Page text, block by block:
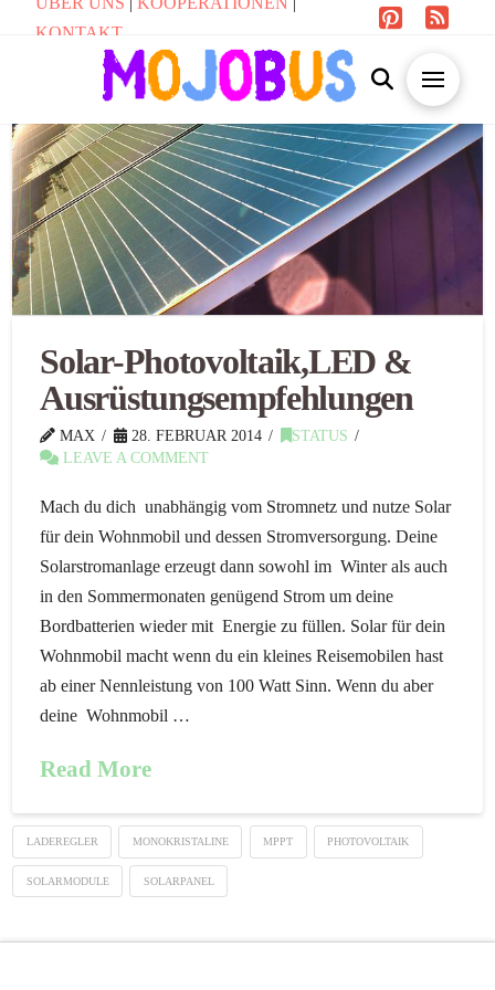
KONTAKT
Solar-Photovoltaik,LED &
Ausrüstungsempfehlungen
MAX 28. FEBRUAR 2014
STATUS
LEAVE A COMMENT
Mach du dich unabhängig vom Stromnetz und nutze Solar
für dein Wohnmobil und dessen Stromversorgung. Deine
Solarstromanlage erzeugt dann sowohl im Winter als auch
in den Sommermonaten genügend Strom um deine
Bordbatterien wieder mit Energie zu füllen. Solar für dein
Wohnmobil macht wenn du ein kleines Reisemobilen hast
ab einer Nennleistung von 100 Watt Sinn. Wenn du aber
deine Wohnmobil …
Read More
LADEREGLER MONOKRISTALINE MPPT PHOTOVOLTAIK
SOLARMODULE SOLARPANEL